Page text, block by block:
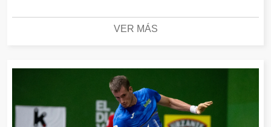
VER MÁS